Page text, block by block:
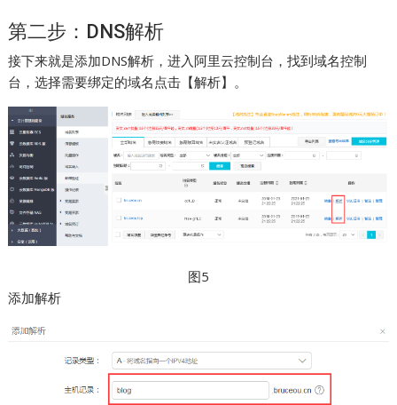
第二步：DNS解析
接下来就是添加DNS解析，进入阿里云控制台，找到域名控制
台，选择需要绑定的域名点击【解析】。
图5
添加解析